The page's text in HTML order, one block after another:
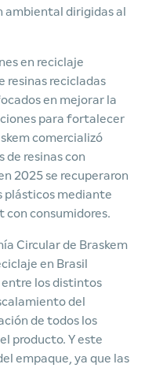
ambiental dirigidas al
en reciclaje
resinas recicladas
en mejorar la
para fortalecer
comercializó
resinas con
2025 se recuperaron
plásticos mediante
con consumidores.
Circular de Braskem
en Brasil
entre los distintos
del
de todos los
producto. Y este
empaque, ya que las